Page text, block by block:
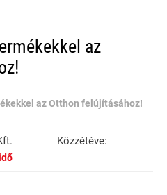
az
az Otthon felújításához!
Kft. Közzétéve: